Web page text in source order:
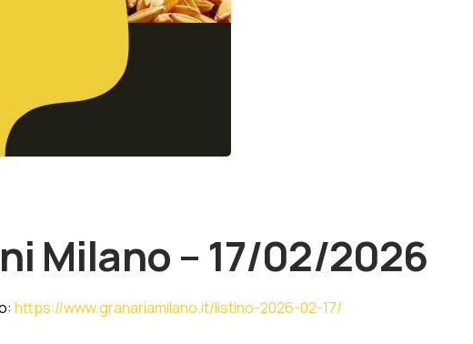
Milano – 17/02/2026
https://www.granariamilano.it/listino-2026-02-17/